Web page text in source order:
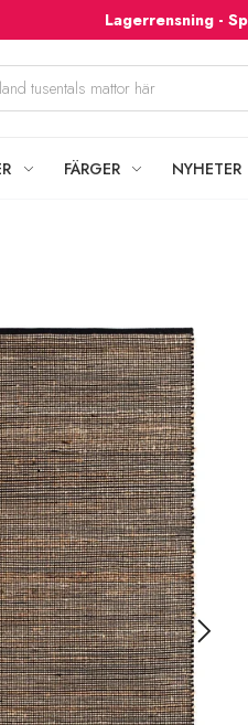
Lagerrensning -
FÄRGER NYHETER